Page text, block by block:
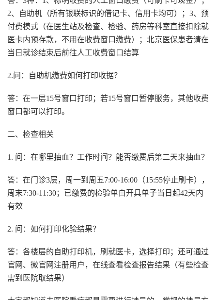
2、自助机（所有银联标识的借记卡、信用卡均可）；3、预
付费模式（在医生站及检查、检验、药房等科室直接扣除就
医卡内预存款，不用在收费窗口缴费）；北京医保患者请在
当日就诊结束后前往人工收费窗口结算
2.问：自助机缴费如何打印收据？
答：在一层15号窗口打印；若15号窗口暂停服务，其他收费
窗口都可以打印。
二、检查相关
1. 问：在哪里抽血？工作时间？能否缴费后第二天来抽血？
答：在门诊3层，周一到周五7:00-16:00（15:55停止刷卡），
周末7:30-11:30；已缴费的检验单自开具单子当日起42天内
有效
2. 问：如何打印化验结果？
答：各楼层的自助打印机，刷就医卡，选择打印；还可通过
官网、微官网注册用户，在线查看检查报告结果（有些检查
需到医院取结果）